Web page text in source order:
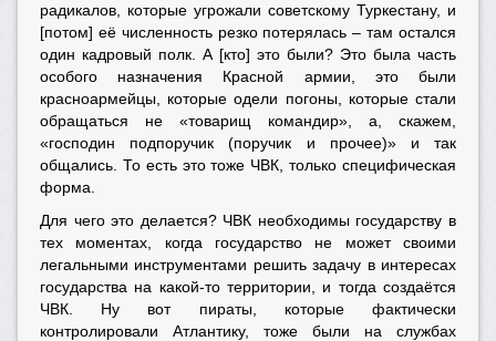
радикалов, которые угрожали советскому Туркестану, и
[потом] её численность резко потерялась – там остался
один кадровый полк. А [кто] это были? Это была часть
особого назначения Красной армии, это были
красноармейцы, которые одели погоны, которые стали
обращаться не «товарищ командир», а, скажем,
«господин подпоручик (поручик и прочее)» и так
общались. То есть это тоже ЧВК, только специфическая
форма.
Для чего это делается? ЧВК необходимы государству в
тех моментах, когда государство не может своими
легальными инструментами решить задачу в интересах
государства на какой-то территории, и тогда создаётся
ЧВК. Ну вот пираты, которые фактически
контролировали Атлантику, тоже были на службах